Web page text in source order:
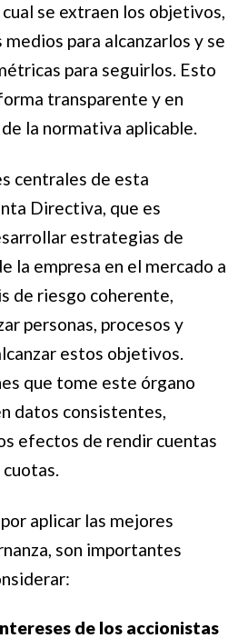
se extraen los objetivos,
para alcanzarlos y se
para seguirlos. Esto
transparente y en
la normativa aplicable.
centrales de esta
Directiva, que es
estrategias de
la empresa en el mercado a
de riesgo coherente,
personas, procesos y
estos objetivos.
que tome este órgano
datos consistentes,
efectos de rendir cuentas
aplicar las mejores
son importantes
de los accionistas